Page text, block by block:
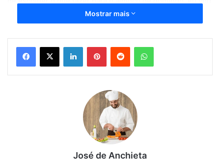
deixar uma lista de alternativa de pratos prática e rápido
para fazer no final de semana.
Peixe assado no forno é uma
opção de almoço de domingo.
O peixe assado no forno é uma receita prática que todos
nós adoramos fazer, é uma receita prática e econômica
que combina com o almoço de domingo, ou até mesmo um
jantar do nosso dia a dia,
Feito com leite de coco e um toque de vinho branco, o
peixe assado é muito pedido no almoço de Páscoa.
Mostrar mais
LinkedinPinterestReddit WhatsApp
José de Anchieta